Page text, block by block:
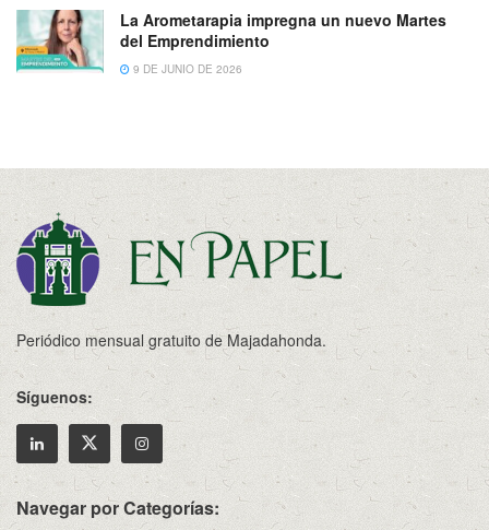
La Arometarapia impregna un nuevo Martes
del Emprendimiento
9 DE JUNIO DE 2026
Periódico mensual gratuito de Majadahonda.
Síguenos:
Navegar por Categorías: